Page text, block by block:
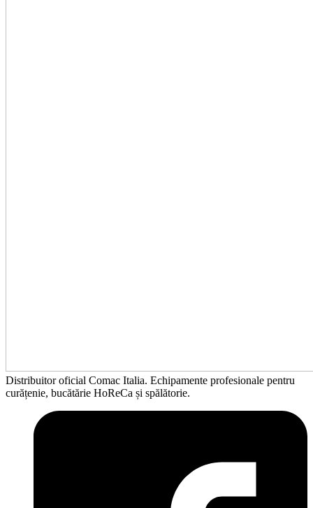
Distribuitor oficial Comac Italia. Echipamente profesionale pentru
curățenie, bucătărie HoReCa și spălătorie.